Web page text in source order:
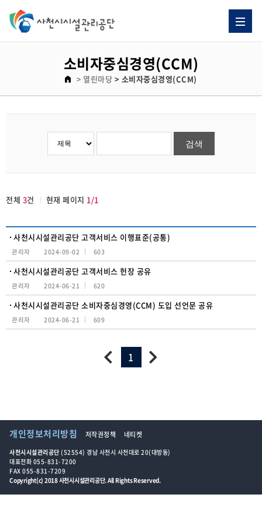
소비자중심경영(CCM)
> 열린마당 > 소비자중심경영(CCM)
전체 3건 현재 페이지 1/1
사천시시설관리공단 고객서비스 이행표준(공통)
관리자 2024-09-02 603
사천시시설관리공단 고객서비스 헌장 공유
관리자 2024-06-21 620
사천시시설관리공단 소비자중심경영(CCM) 도입 선언문 공유
관리자 2024-06-21 609
1
개인정보처리방침 저작권정책 네티켓
사천시시설관리공단 (52554) 경남 사천시 사천대로 20(대방동)
대표전화 055-831-7200
FAX 055-831-7209
Copyright(c) 2018 사천시시설관리공단. All Rights Reserved.